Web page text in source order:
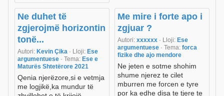
Ne duhet të
zgjerojmë horizontin
tonë...
Autori: Kevin Çika · Lloji: Ese
argumentuese · Tema: Ese e
Maturës Shtetërore 2021
Qenia njerëzore,si e vetmja
me logjikë,ka mundur të
Me mire i forte apo i
zgjuar ?
Autori: xxxxxx · Lloji: Ese
argumentuese · Tema: forca
fizike dhe ajo mendore
Ne jeten e sotme shohim
shume njerez te cilet
mburren me forcen e tyre
por ka edhe disa te tjere te